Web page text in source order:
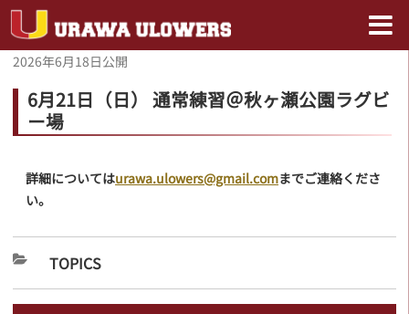
2026年6月18日公開
6月21日（日） 通常練習＠秋ヶ瀬公園ラグビ
ー場
詳細についてはurawa.ulowers@gmail.comまでご連絡くださ
い。
TOPICS